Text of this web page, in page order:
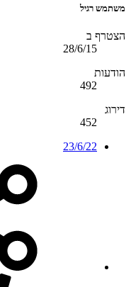
משתמש רגיל
הצטרף ב
28/6/15
הודעות
492
דירוג
452
23/6/22